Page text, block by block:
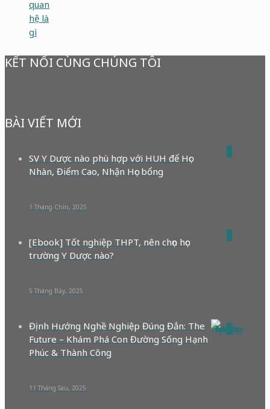
quan
hệ là
gì
KẾT NỐI CÙNG CHÚNG TÔI
BÀI VIẾT MỚI
SV Y Dược nào phù hợp với HUH để Học
Nhàn, Điểm Cao, Nhận Học bổng
1 Tháng Chín, 2025
[Ebook] Tốt nghiệp THPT, nên chọn học
trường Y Dược nào?
5 Tháng Bảy, 2025
0
Định Hướng Nghề Nghiệp Đúng Đắn: The
Future – Khám Phá Con Đường Sống Hạnh
Phúc & Thành Công
11 Tháng Sáu, 2025